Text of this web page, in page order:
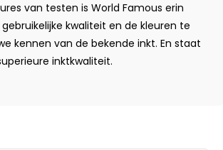
van testen is World Famous erin
kwaliteit en de kleuren te
kennen van de bekende inkt. En staat
inktkwaliteit.